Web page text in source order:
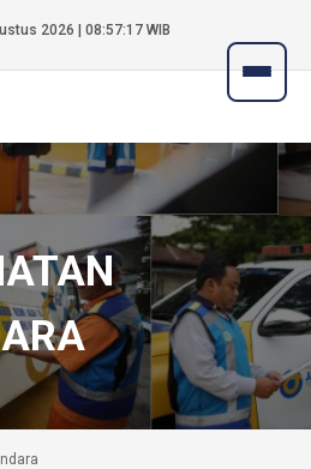
2026 | 08:57:17 WIB